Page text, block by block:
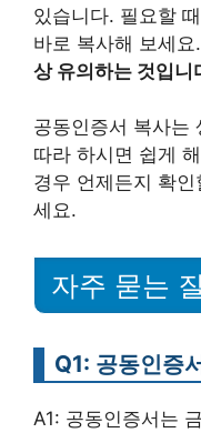
있습니다. 필요할
바로 복사해 보세요.
상 유의하는 것입니
공동인증서 복사는
따라 하시면 쉽게
경우 언제든지 확
세요.
자주 묻는
Q1: 공동인증
A1: 공동인증서는